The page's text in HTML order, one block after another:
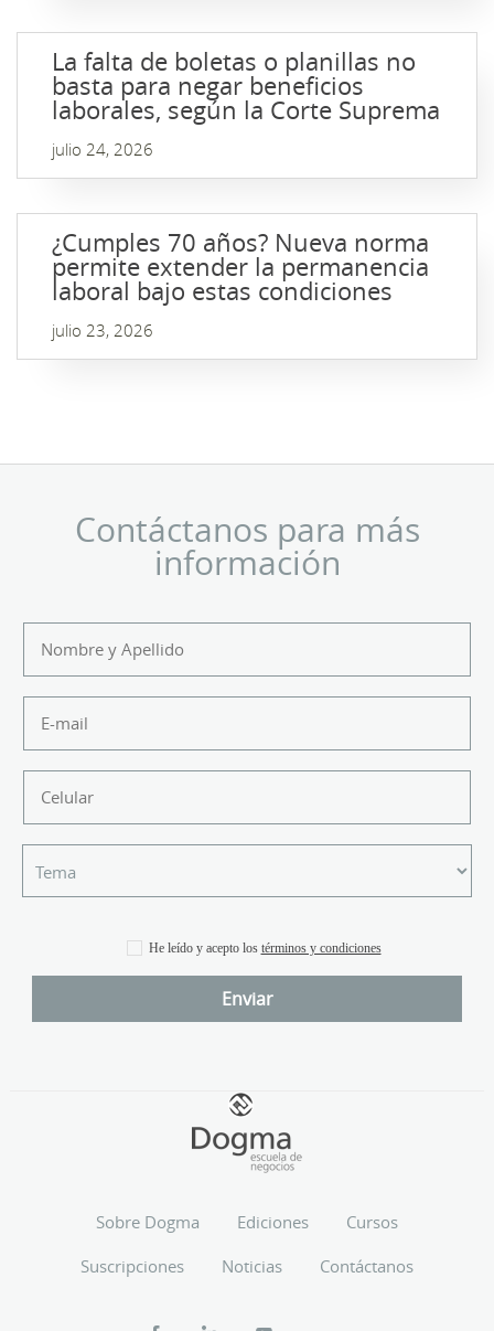
La falta de boletas o planillas no
basta para negar beneficios
laborales, según la Corte Suprema
julio 24, 2026
¿Cumples 70 años? Nueva norma
permite extender la permanencia
laboral bajo estas condiciones
julio 23, 2026
Contáctanos para más
información
He leído y acepto los términos y condiciones
Sobre Dogma Ediciones
Cursos
Suscripciones
Noticias Contáctanos